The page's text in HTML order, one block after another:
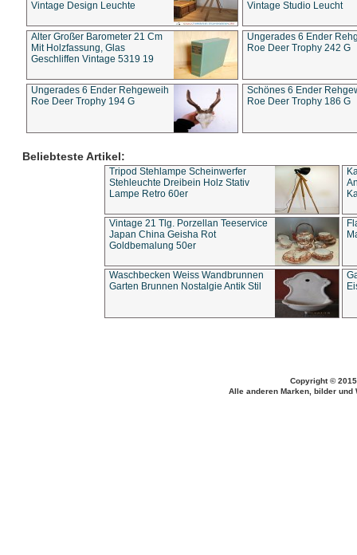
Vintage Design Leuchte
Vintage Studio Leucht
Alter Großer Barometer 21 Cm
Mit Holzfassung, Glas
Geschliffen Vintage 5319 19
Ungerades 6 Ender
Roe Deer Trophy 242 G
Ungerades 6 Ender Rehgeweih
Roe Deer Trophy 194 G
Schönes 6 Ender
Roe Deer Trophy 186 G
Beliebteste Artikel:
Tripod Stehlampe Scheinwerfer
Stehleuchte Dreibein Holz Stativ
Lampe Retro 60er
Vintage 21 Tlg. Porzellan Teeservice
Japan China Geisha Rot
Goldbemalung 50er
Waschbecken Weiss Wandbrunnen
Garten Brunnen Nostalgie Antik Stil
Copyright ©
Alle anderen Marken, bilder und